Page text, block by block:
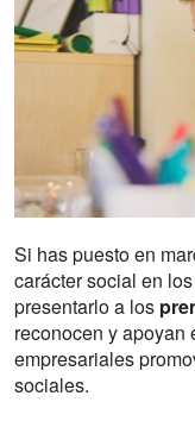
Si has puesto en
carácter social en
presentarlo a los
reconocen y apoyan
empresariales
sociales.